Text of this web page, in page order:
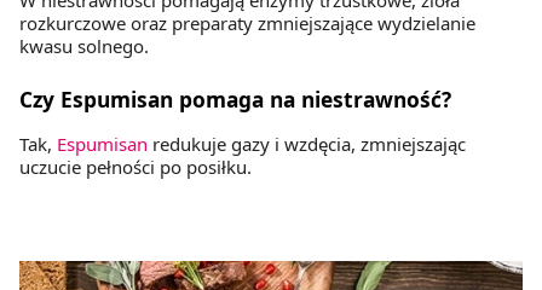
rozkurczowe oraz preparaty zmniejszające wydzielanie
kwasu solnego.
Czy Espumisan pomaga na niestrawność?
Tak, Espumisan redukuje gazy i wzdęcia, zmniejszając
uczucie pełności po posiłku.